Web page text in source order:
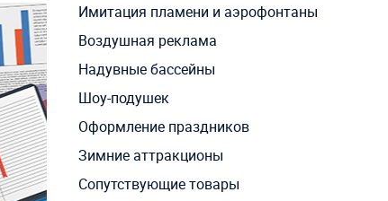
Имитация пламени и аэрофонтаны
Воздушная реклама
Надувные бассейны
Шоу-подушек
Оформление праздников
Зимние аттракционы
Сопутствующие товары